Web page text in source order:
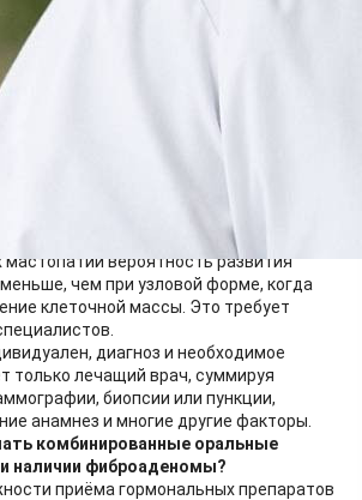
орган гормонозависимый, поэтому
ощущений масса. Чаще всего
или боль именно из-за
в определённые дни цикла. Кроме
сама молочная железа, а грудная
остеохондрозе, простудных
далее. Сам же рак "не болит", поэтому мы
регулярной диагностике.
перерасти в рак?
может появиться и без мастопатии,
много. Но стоит отметить, что при
вероятность развития
чем при узловой форме, когда
клеточной массы. Это требует
диагноз и необходимое
только лечащий врач, суммируя
биопсии или пункции,
анамнез и многие другие факторы.
комбинированные оральные
наличии фиброаденомы?
приёма гормональных препаратов